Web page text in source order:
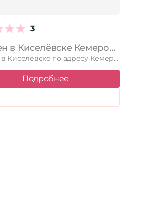
3
Марлен в Киселёвске Кемеровская область — Кузбасс, Киселевск, Студенческая улица, 13, 1 этаж
Марлен в Киселёвске по адресу Кемеровская область — Кузбасс, Киселевск, …
Подробнее